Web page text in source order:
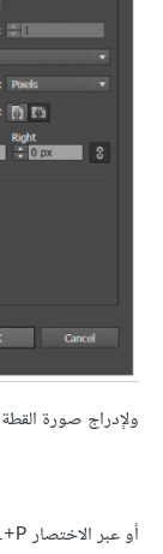
ولإدراج صورة
أو عبر الاختصار